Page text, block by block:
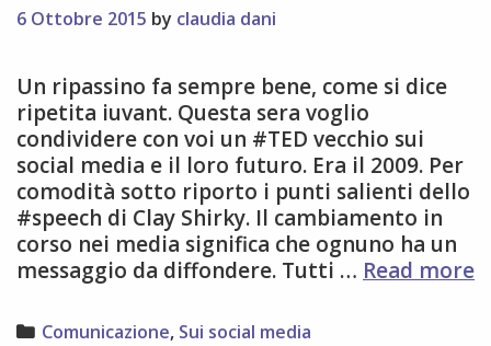
6 Ottobre 2015 by claudia dani
Un ripassino fa sempre bene, come si dice
ripetita iuvant. Questa sera voglio
condividere con voi un #TED vecchio sui
social media e il loro futuro. Era il 2009. Per
comodità sotto riporto i punti salienti dello
#speech di Clay Shirky. Il cambiamento in
corso nei media significa che ognuno ha un
messaggio da diffondere. Tutti … Read more
Categories
Comunicazione, Sui social media